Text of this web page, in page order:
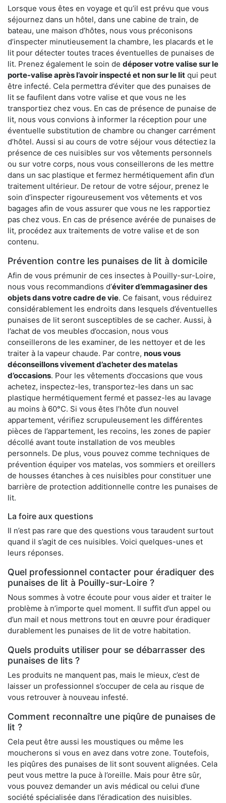
Lorsque vous êtes en voyage et qu’il est prévu que vous
séjournez dans un hôtel, dans une cabine de train, de
bateau, une maison d’hôtes, nous vous préconisons
d’inspecter minutieusement la chambre, les placards et le
lit pour détecter toutes traces éventuelles de punaises de
lit. Prenez également le soin de déposer votre valise sur le
porte-valise après l’avoir inspecté et non sur le lit qui peut
être infecté. Cela permettra d’éviter que des punaises de
lit se faufilent dans votre valise et que vous ne les
transportiez chez vous. En cas de présence de punaise de
lit, nous vous convions à informer la réception pour une
éventuelle substitution de chambre ou changer carrément
d’hôtel. Aussi si au cours de votre séjour vous détectiez la
présence de ces nuisibles sur vos vêtements personnels
ou sur votre corps, nous vous conseillerons de les mettre
dans un sac plastique et fermez hermétiquement afin d’un
traitement ultérieur. De retour de votre séjour, prenez le
soin d’inspecter rigoureusement vos vêtements et vos
bagages afin de vous assurer que vous ne les rapportiez
pas chez vous. En cas de présence avérée de punaises de
lit, procédez aux traitements de votre valise et de son
contenu.
Prévention contre les punaises de lit à domicile
Afin de vous prémunir de ces insectes à Pouilly-sur-Loire,
nous vous recommandions d’éviter d’emmagasiner des
objets dans votre cadre de vie. Ce faisant, vous réduirez
considérablement les endroits dans lesquels d’éventuelles
punaises de lit seront susceptibles de se cacher. Aussi, à
l’achat de vos meubles d’occasion, nous vous
conseillerons de les examiner, de les nettoyer et de les
traiter à la vapeur chaude. Par contre, nous vous
déconseillons vivement d’acheter des matelas
d’occasions. Pour les vêtements d’occasions que vous
achetez, inspectez-les, transportez-les dans un sac
plastique hermétiquement fermé et passez-les au lavage
au moins à 60°C. Si vous êtes l’hôte d’un nouvel
appartement, vérifiez scrupuleusement les différentes
pièces de l’appartement, les recoins, les zones de papier
décollé avant toute installation de vos meubles
personnels. De plus, vous pouvez comme techniques de
prévention équiper vos matelas, vos sommiers et oreillers
de housses étanches à ces nuisibles pour constituer une
barrière de protection additionnelle contre les punaises de
lit.
La foire aux questions
Il n’est pas rare que des questions vous taraudent surtout
quand il s’agit de ces nuisibles. Voici quelques-unes et
leurs réponses.
Quel professionnel contacter pour éradiquer des
punaises de lit à Pouilly-sur-Loire ?
Nous sommes à votre écoute pour vous aider et traiter le
problème à n’importe quel moment. Il suffit d’un appel ou
d’un mail et nous mettrons tout en œuvre pour éradiquer
durablement les punaises de lit de votre habitation.
Quels produits utiliser pour se débarrasser des
punaises de lits ?
Les produits ne manquent pas, mais le mieux, c’est de
laisser un professionnel s’occuper de cela au risque de
vous retrouver à nouveau infesté.
Comment reconnaître une piqûre de punaises de
lit ?
Cela peut être aussi les moustiques ou même les
moucherons si vous en avez dans votre zone. Toutefois,
les piqûres des punaises de lit sont souvent alignées. Cela
peut vous mettre la puce à l’oreille. Mais pour être sûr,
vous pouvez demander un avis médical ou celui d’une
société spécialisée dans l’éradication des nuisibles.